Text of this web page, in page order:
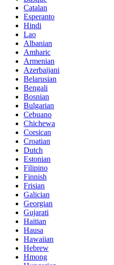
Catalan
Esperanto
Hindi
Lao
Albanian
Amharic
Armenian
Azerbaijani
Belarusian
Bengali
Bosnian
Bulgarian
Cebuano
Chichewa
Corsican
Croatian
Dutch
Estonian
Filipino
Finnish
Frisian
Galician
Georgian
Gujarati
Haitian
Hausa
Hawaiian
Hebrew
Hmong